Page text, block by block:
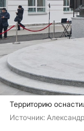
Территорию
Источник: